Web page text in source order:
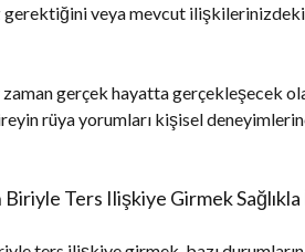
veya mevcut
zaman gerçek hayatta gerçekleşecek
rüya yorumları kişisel
Biriyle Ters Ilişkiye Girmek